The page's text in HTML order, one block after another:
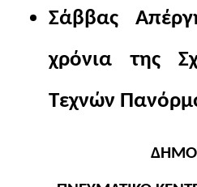
Σάββας
χρόνια της
Τεχνών